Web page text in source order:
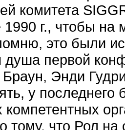
комитета
г., чтобы на
это были
душа первой
Энди
у последнего
компетентных
тому, что Рол